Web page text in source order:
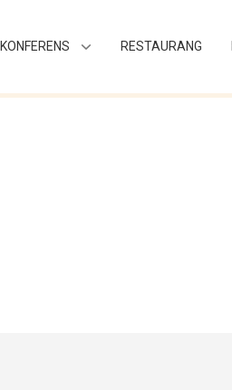
KONFERENS RESTAURANG